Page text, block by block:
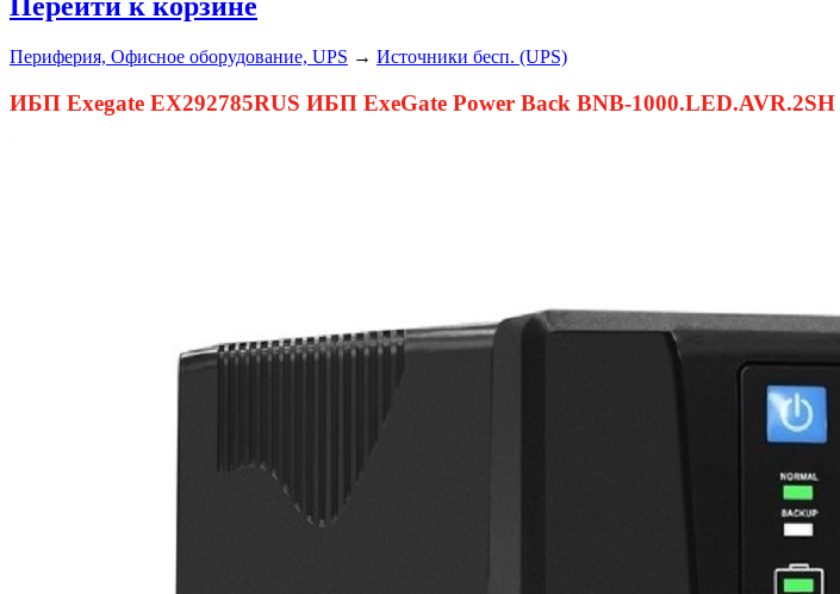
Периферия, Офисное оборудование, UPS → Источники бесп. (UPS)
ИБП Exegate EX292785RUS ИБП ExeGate Power Back BNB-